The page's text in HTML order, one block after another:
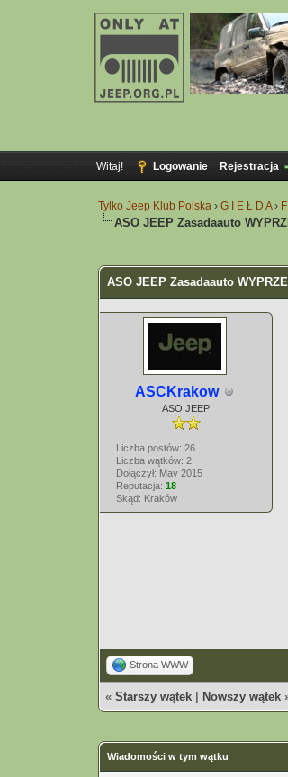
Witaj! Logowanie Rejestracja
Tylko Jeep Klub Polska ›G I E Ł D A›
ASO JEEP Zasadaauto
ASO JEEP Zasadaauto
ASCKrakow
ASO JEEP
Liczba postów: 26
Liczba wątków: 2
Dołączył: May 2015
Reputacja: 18
Skąd: Kraków
Strona WWW
«Starszy wątek Nowszy wątek
Wiadomości w tym wątku